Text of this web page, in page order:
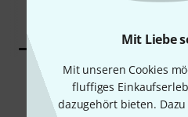
Mit Liebe
Mit unseren Cookies
fluffiges
dazugehört bieten.